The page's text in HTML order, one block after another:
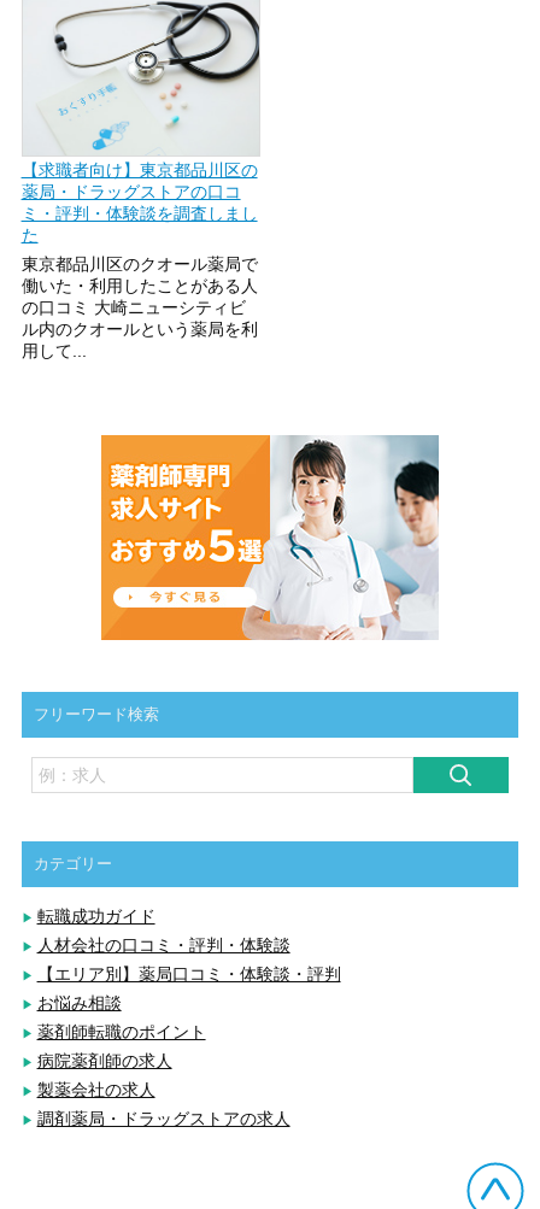
【求職者向け】東京都品川区の
薬局・ドラッグストアの口コ
ミ・評判・体験談を調査しまし
た
東京都品川区のクオール薬局で
働いた・利用したことがある人
の口コミ 大崎ニューシティビ
ル内のクオールという薬局を利
用して...
フリーワード検索
カテゴリー
転職成功ガイド
人材会社の口コミ・評判・体験談
【エリア別】薬局口コミ・体験談・評判
お悩み相談
薬剤師転職のポイント
病院薬剤師の求人
製薬会社の求人
調剤薬局・ドラッグストアの求人